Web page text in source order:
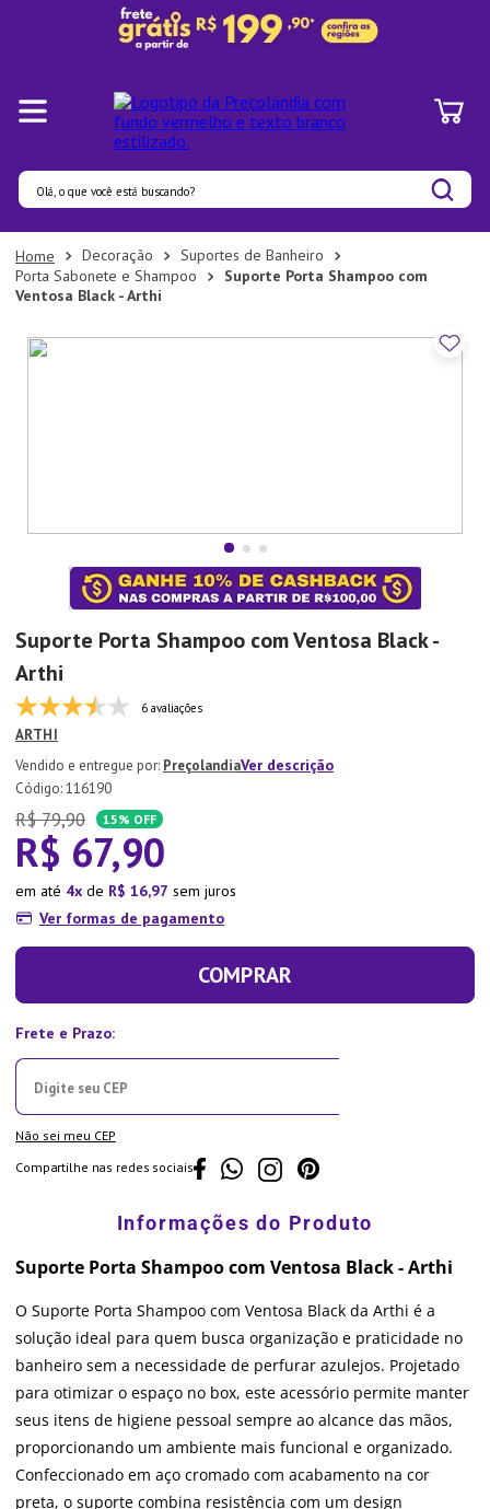
Olá, o que você está buscando?
Decoração
Suportes de Banheiro
Porta Sabonete e Shampoo
Suporte Porta Shampoo com
Ventosa Black - Arthi
Suporte Porta Shampoo com Ventosa Black -
Arthi
6 avaliações
ARTHI
PreçolandiaVer descrição
:116190
R$ 79,90 15% OFF
R$ 67,90
em até 4 de R$ 16,97 sem juros
Ver formas de pagamento
COMPRAR
Não sei meu CEP
Compartilhe nas redes sociais
Suporte Porta Shampoo com Ventosa Black - Arthi
O Suporte Porta Shampoo com Ventosa Black da Arthi é a
solução ideal para quem busca organização e praticidade no
banheiro sem a necessidade de perfurar azulejos. Projetado
para otimizar o espaço no box, este acessório permite manter
seus itens de higiene pessoal sempre ao alcance das mãos,
proporcionando um ambiente mais funcional e organizado.
Confeccionado em aço cromado com acabamento na cor
preta, o suporte combina resistência com um design
Termos mais buscados
1
Panelas
3
Tapete